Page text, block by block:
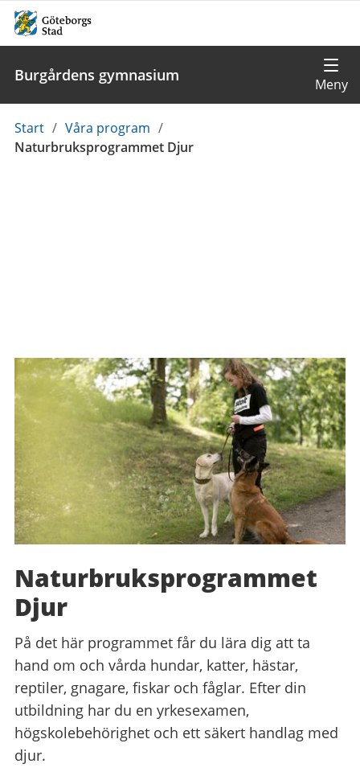
Burgårdens gymnasium
Du
är
Start / Våra program /
Naturbruksprogrammet Djur
Naturbruks­programmet
Djur
På det här programmet får du lära dig att ta
hand om och vårda hundar, katter, hästar,
reptiler, gnagare, fiskar och fåglar. Efter din
utbildning har du en yrkesexamen,
högskolebehörighet och ett säkert handlag med
djur.